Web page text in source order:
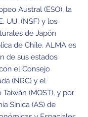
Austral (ESO), la
UU. (NSF) y los
de Japón
de Chile. ALMA es
de sus estados
el Consejo
(NRC) y el
(MOST), y por
Sinica (AS) de